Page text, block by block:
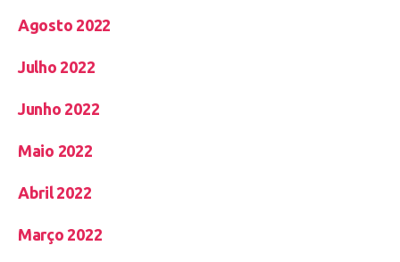
Agosto 2022
Julho 2022
Junho 2022
Maio 2022
Abril 2022
Março 2022